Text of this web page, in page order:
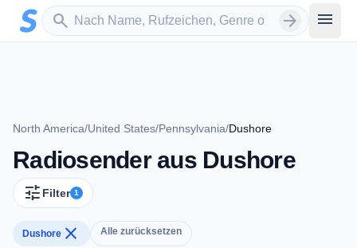
Zum Hauptinhalt springen
search
Sender suchen arrow_forward menu
North America/United States/Pennsylvania/Dushore
Radiosender aus Dushore
tune Filter 1
Dushore close Alle zurücksetzen